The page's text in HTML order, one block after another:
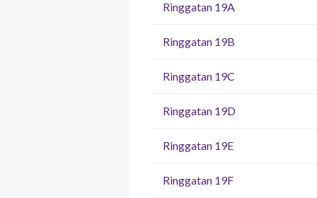
Ringgatan 19A
Ringgatan 19B
Ringgatan 19C
Ringgatan 19D
Ringgatan 19E
Ringgatan 19F